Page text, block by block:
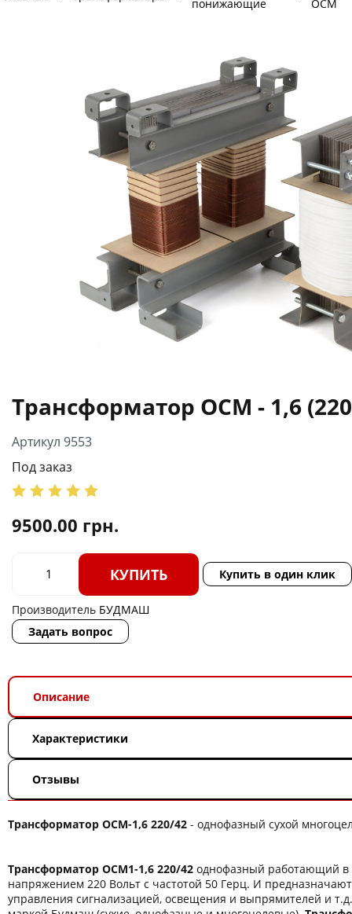
понижающие
ОСМ
Трансформатор ОСМ - 1,6
Артикул 9553
Под заказ
9500.00 грн.
КУПИТЬ Купить в один клик
Производитель БУДМАШ
Задать вопрос
Описание
Характеристики
Отзывы
Трансформатор ОСМ-1,6 220/42 - однофазный сухой
Трансформатор ОСМ1-1,6 220/42 однофазный работающий
напряжением 220 Вольт с частотой 50 Герц. И
управления сигнализацией, освещения и выпрямителей и